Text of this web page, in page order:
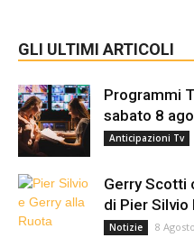
GLI ULTIMI ARTICOLI
Programmi
sabato 8
Anticipazioni Tv
Gerry Scotti
di Pier Silvio
Notizie 8